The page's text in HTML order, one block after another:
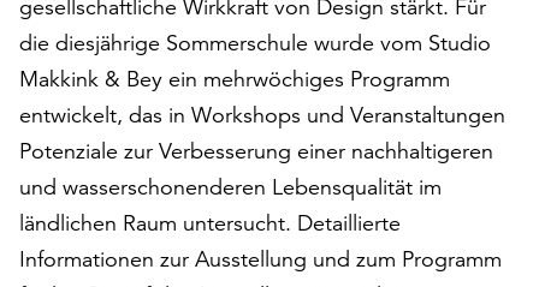
Verfügung.
Funktionale
Cookies
werden
auch
ohne
Einverständnis
weiterhin
ausgeführt.
gesellschaftliche Wirkkraft von Design stärkt. Für
die diesjährige Sommerschule wurde vom Studio
Makkink & Bey ein mehrwöchiges Programm
entwickelt, das in Workshops und Veranstaltungen
Potenziale zur Verbesserung einer nachhaltigeren
und wasserschonenderen Lebensqualität im
ländlichen Raum untersucht. Detaillierte
Informationen zur Ausstellung und zum Programm